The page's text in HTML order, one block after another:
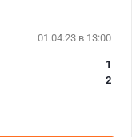
01.04.23 в 13:00
1
2